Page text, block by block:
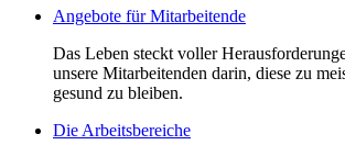
Angebote für Mitarbeitende
Das Leben steckt voller
unsere Mitarbeitenden darin, diese zu
gesund zu bleiben.
Die Arbeitsbereiche